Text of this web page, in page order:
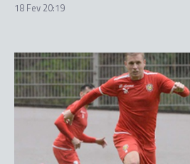
18 Fev 20:19